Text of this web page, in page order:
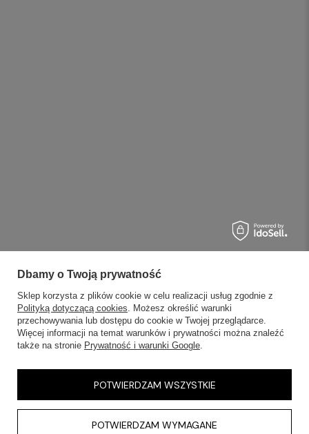
Dbamy o Twoją prywatność
Sklep korzysta z plików cookie w celu realizacji usług zgodnie z
Polityką dotyczącą cookies. Możesz określić warunki
przechowywania lub dostępu do cookie w Twojej przeglądarce.
Więcej informacji na temat warunków i prywatności można znaleźć
także na stronie Prywatność i warunki Google.
POTWIERDZAM WYMAGANE
POTWIERDZAM WSZYSTKIE